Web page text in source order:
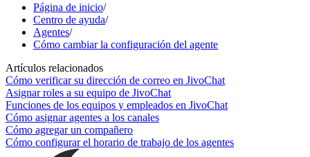
Página de inicio/
Centro de ayuda/
Agentes/
Cómo cambiar la configuración del agente
Artículos relacionados
Cómo verificar su dirección de correo en JivoChat
Asignar roles a su equipo de JivoChat
Funciones de los equipos y empleados en JivoChat
Cómo asignar agentes a los canales
Cómo agregar un compañero
Cómo configurar el horario de trabajo de los agentes